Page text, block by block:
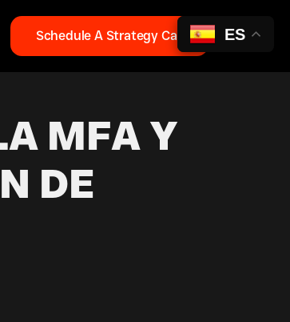
Schedule A Strategy Call
MFA Y
DE
ES